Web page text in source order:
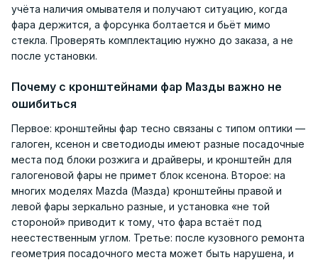
учёта наличия омывателя и получают ситуацию, когда
фара держится, а форсунка болтается и бьёт мимо
стекла. Проверять комплектацию нужно до заказа, а не
после установки.
Почему с кронштейнами фар Мазды важно не
ошибиться
Первое: кронштейны фар тесно связаны с типом оптики —
галоген, ксенон и светодиоды имеют разные посадочные
места под блоки розжига и драйверы, и кронштейн для
галогеновой фары не примет блок ксенона. Второе: на
многих моделях Mazda (Мазда) кронштейны правой и
левой фары зеркально разные, и установка «не той
стороной» приводит к тому, что фара встаёт под
неестественным углом. Третье: после кузовного ремонта
геометрия посадочного места может быть нарушена, и